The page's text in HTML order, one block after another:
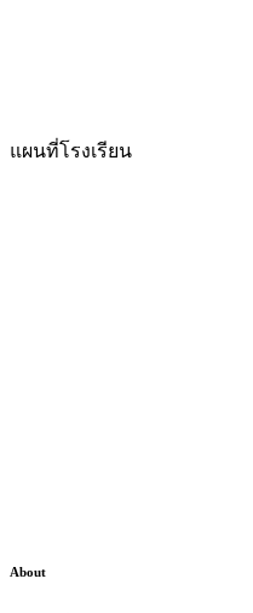
แผนที่โรงเรียน
About